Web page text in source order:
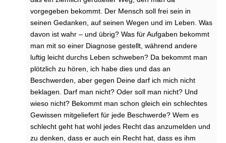
vorgegeben bekommt. Der Mensch soll frei sein in
seinen Gedanken, auf seinen Wegen und im Leben. Was
davon ist wahr – und übrig? Was für Aufgaben bekommt
man mit so einer Diagnose gestellt, während andere
luftig leicht durchs Leben schweben? Da bekommt man
plötzlich zu hören, ich habe dies und das an
Beschwerden, aber gegen Deine darf ich mich nicht
beklagen. Darf man nicht? Oder soll man nicht? Und
wieso nicht? Bekommt man schon gleich ein schlechtes
Gewissen mitgeliefert für jede Beschwerde? Wem es
schlecht geht hat wohl jedes Recht das anzumelden und
zu denken, dass er auch ein Recht hat, dass es ihm
i
e
P
r
o
g
s
e
b
e